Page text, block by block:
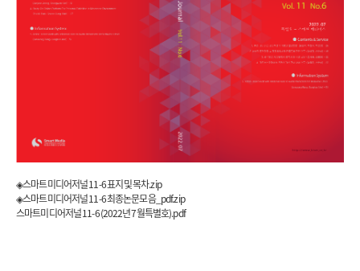
◈스마트미디어저널 11-6 표지 및 목차.zip
◈스마트미디어저널 11-6 최종논문모음_pdf.zip
스마트미디어저널 11-6 (2022년 7월특별호).pdf